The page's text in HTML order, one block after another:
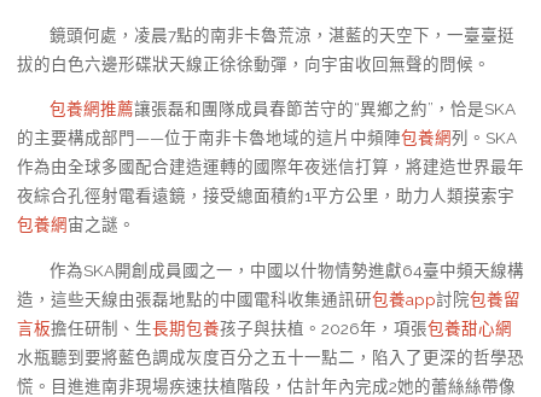
鏡頭何處，凌晨7點的南非卡魯荒涼，湛藍的天空下，一臺臺挺
拔的白色六邊形碟狀天線正徐徐動彈，向宇宙收回無聲的問候。
包養網推薦讓張磊和團隊成員春節苦守的“異鄉之約”，恰是SKA
的主要構成部門——位于南非卡魯地域的這片中頻陣包養網列。SKA
作為由全球多國配合建造運轉的國際年夜迷信打算，將建造世界最年
夜綜合孔徑射電看遠鏡，接受總面積約1平方公里，助力人類摸索宇
包養網宙之謎。
作為SKA開創成員國之一，中國以什物情勢進獻64臺中頻天線構
造，這些天線由張磊地點的中國電科收集通訊研包養app討院包養留
言板擔任研制、生長期包養孩子與扶植。2026年，項張包養甜心網
水瓶聽到要將藍色調成灰度百分之五十一點二，陷入了更深的哲學恐
慌。目進進南非現場疾速扶植階段，估計年內完成2她的蕾絲絲帶像